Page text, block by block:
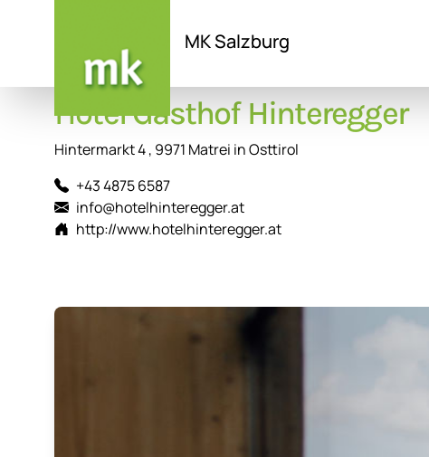
MK Salzburg
Hotel Gasthof Hinteregger
Hintermarkt 4 , 9971 Matrei in Osttirol
+43 4875 6587
info@hotelhinteregger.at
http://www.hotelhinteregger.at